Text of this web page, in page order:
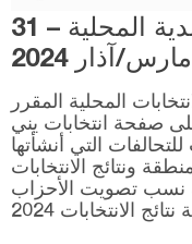
طوبراك كليه
تركمان
ريزا
صقاريا
صامسون
المرشحون للانتخابات البلدية المحلية – 31
مارس/آذار 2024
المحلية المقرر
على صفحة انتخابات يني
التي أنشأتها
في 81 ولاية ومنطقة ونتائج الانتخابات
نسب تصويت الأحزاب